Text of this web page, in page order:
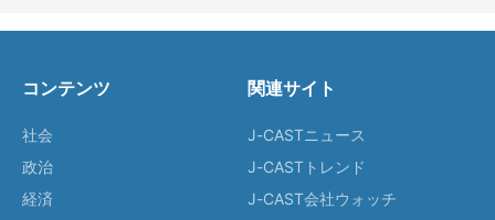
コンテンツ
社会
政治
経済
関連サイト
J-CASTニュース
J-CASTトレンド
J-CAST会社ウォッチ